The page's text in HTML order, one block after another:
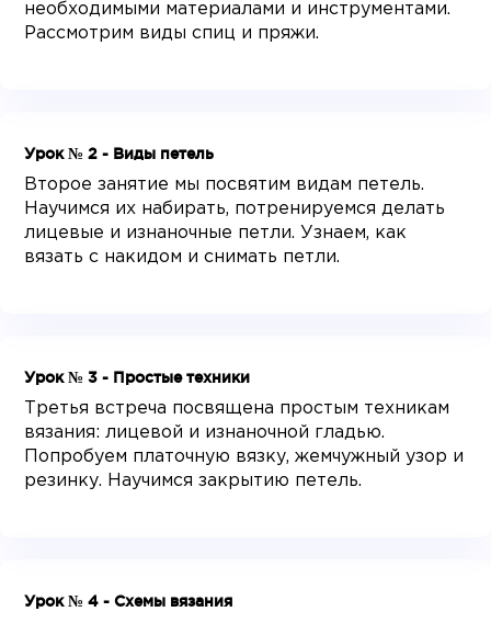
необходимыми материалами и инструментами.
Рассмотрим виды спиц и пряжи.
Урок № 2 - Виды петель
Второе занятие мы посвятим видам петель.
Научимся их набирать, потренируемся делать
лицевые и изнаночные петли. Узнаем, как
вязать с накидом и снимать петли.
Урок № 3 - Простые техники
Третья встреча посвящена простым техникам
вязания: лицевой и изнаночной гладью.
Попробуем платочную вязку, жемчужный узор и
резинку. Научимся закрытию петель.
Урок № 4 - Схемы вязания